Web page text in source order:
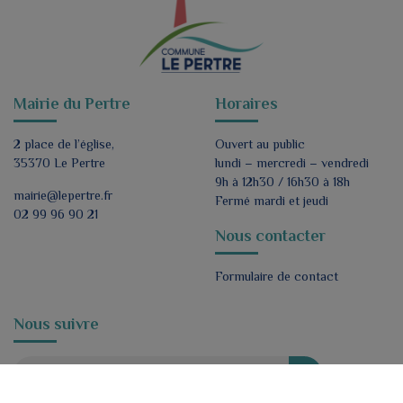
Mairie du Pertre
2 place de l’église,
35370 Le Pertre
mairie@lepertre.fr
02 99 96 90 21
Horaires
Ouvert au public
lundi – mercredi – vendredi
9h à 12h30 / 16h30 à 18h
Fermé mardi et jeudi
Nous contacter
Formulaire de contact
Nous suivre